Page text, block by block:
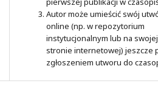
Autor może umieścić swój
online (np. w repozytorium
instytucjonalnym lub na swojej
stronie internetowej) jeszcze
zgłoszeniem utworu do